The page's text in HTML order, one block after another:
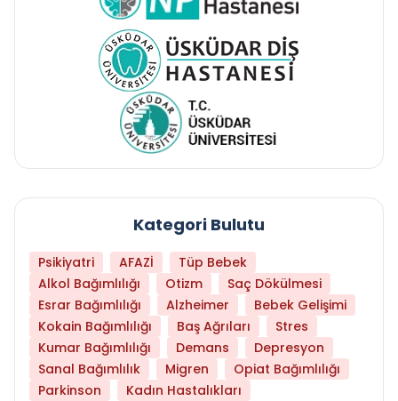
Kategori Bulutu
Psikiyatri AFAZİ
Tüp Bebek
Alkol Bağımlılığı
Otizm
Saç Dökülmesi
Esrar Bağımlılığı
Alzheimer
Bebek Gelişimi
Kokain Bağımlılığı
Baş Ağrıları
Stres
Kumar Bağımlılığı
Demans
Depresyon
Sanal Bağımlılık
Migren
Opiat Bağımlılığı
Parkinson
Kadın Hastalıkları